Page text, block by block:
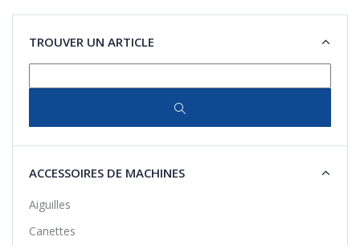
TROUVER UN ARTICLE
ACCESSOIRES DE MACHINES
Aiguilles
Canettes